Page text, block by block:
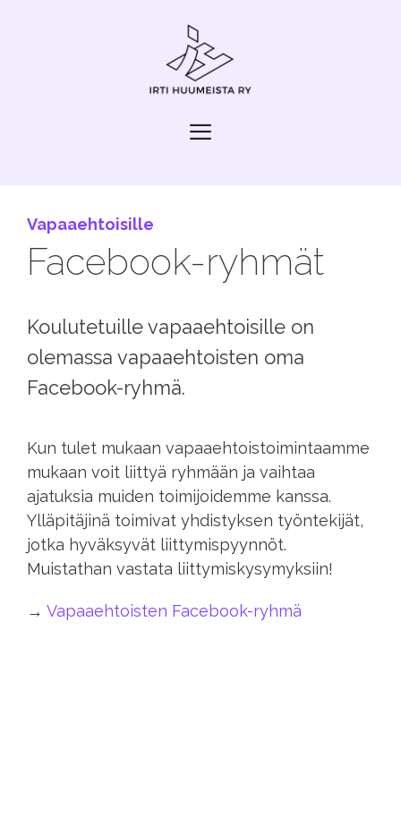
Vapaa­ehtoisille
Facebook-ryhmät
Koulutetuille vapaaehtoisille on
olemassa vapaaehtoisten oma
Facebook-ryhmä.
Kun tulet mukaan vapaaehtoistoimintaamme
mukaan voit liittyä ryhmään ja vaihtaa
ajatuksia muiden toimijoidemme kanssa.
Ylläpitäjinä toimivat yhdistyksen työntekijät,
jotka hyväksyvät liittymispyynnöt.
Muistathan vastata liittymiskysymyksiin!
→ Vapaaehtoisten Facebook-ryhmä